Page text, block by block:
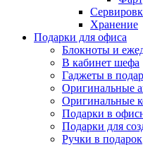
Хранение
Подарки для офиса
Блокноты и
В кабинет шефа
Гаджеты в
Оригинальные
Оригинальные
Подарки в
Подарки для
Ручки в подарок